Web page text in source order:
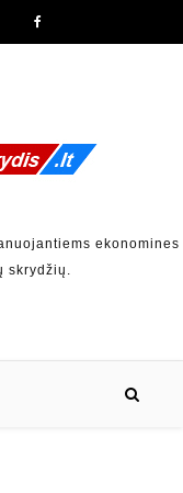
ekonomines
skrydžių.